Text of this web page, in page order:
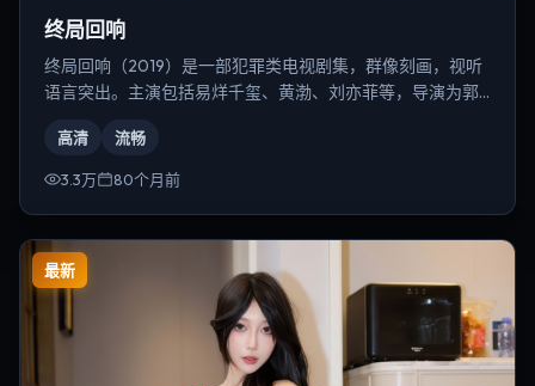
终局回响
终局回响（2019）是一部犯罪类电视剧集，群像刻画，视听
语言突出。主演包括易烊千玺、黄渤、刘亦菲等，导演为郭
高清 流畅
3.3万 80个月前
最新